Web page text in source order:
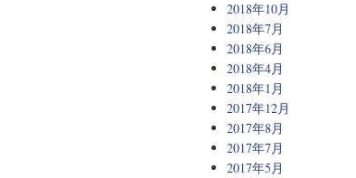
2018年10月
2018年7月
2018年6月
2018年4月
2018年1月
2017年12月
2017年8月
2017年7月
2017年5月